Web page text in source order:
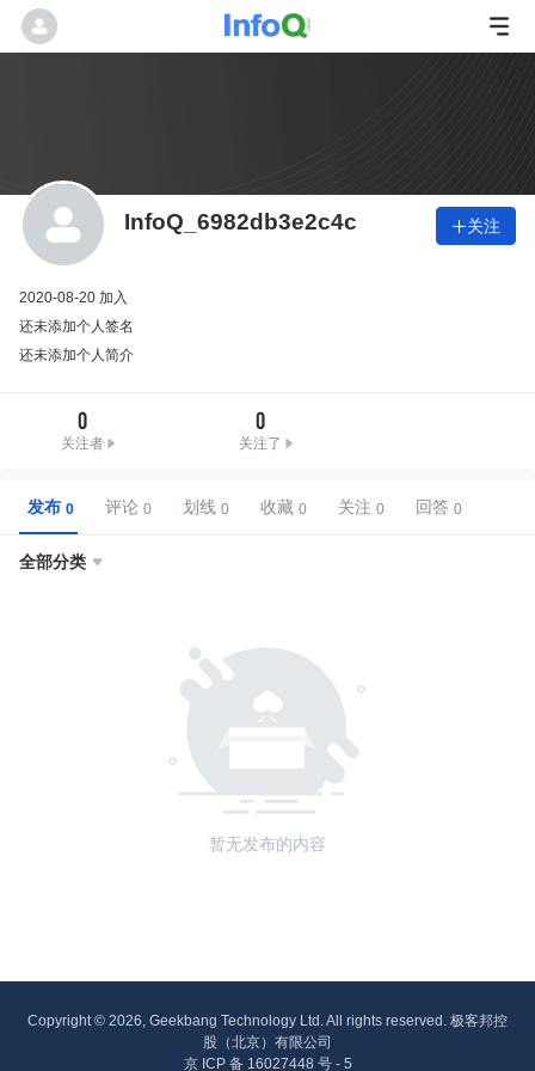
InfoQ_6982db3e2c4c 关注
2020-08-20 加入
还未添加个人签名
还未添加个人简介
0
关注者
0
关注了
发布 评论 划线 收藏 关注 回答
全部分类 
暂无发布的内容
Copyright © 2026, Geekbang Technology Ltd. All rights reserved. 极客邦控
股（北京）有限公司
京 ICP 备 16027448 号 - 5